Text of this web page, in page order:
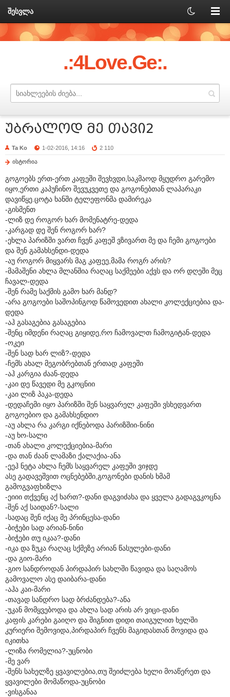
შესვლა
.:4Love.Ge:.
უბრალოდ მე თავი2
Ta Ko 1-02-2016, 14:16 2 110
ისტორია
გოგოებს ერთ-ერთ კაფეში შევხვდი,საკმაოდ მყუდრო გარემო
იყო,ერთი კაპუჩინო შევუკვეთე და გოგონებთან ლაპარაკი
დავიწყე.ცოტა ხანში ტელეფონმა დამირეკა
-გისმენთ
-ლიზ დე როგორ ხარ მომენატრე-დედა
-კარგად დე შენ როგორ ხარ?
-ეხლა პარიზში ვართ ჩვენ კაფეშ ვზივართ მე და ჩემი გოგოები
და შენ გამახსენდი-დედა
-აუ როგორ მიყვარს მაგ კაფეე,მამა როგრ არის?
-მამაშენი ახლა მლანშია რაღაც საქმეები აქვს და ორ დღეში მეც
ჩავალ-დედა
-შენ რამე საქმის გამო ხარ მანდ?
-არა გოგოები საშოპინგოდ წამოვედით ახალი კოლექციებია და-
დედა
-აჰ გასაგებია გასაგებია
-შენც იმდენი რაღაც გიყიდე,რო ჩამოვალთ ჩამოგიტან-დედა
-ოკეი
-შენ სად ხარ ლიზ?-დედა
-ჩემს ახალ მეგობრებთან ერთად კაფეში
-აჰ კარგია ძაან-დედა
-კაი დე წავედი მე გკოცნიი
-კაი ლიზ პაკა-დედა
-დედაჩემი იყო პარიზში შენ საყვარელ კაფეში ვსხედვართ
გოგოებიო და გამახსენდიო
-აუ ახლა რა კარგი იქნებოდა პარიზშიი-ნინი
-აუ ხო-სალი
-თან ახალი კოლექციებია-მარი
-და თან ძაან ლამაზი ქალაქია-ანა
-ეეჰ ნეტა ახლა ჩემს საყვარელ კაფეში ვიჯდე
ასე გადავეშვით ოცნებებში,გოგონები დანის ხმამ
გამოგვაფხიზლა
-ეიიი თქვენც აქ ხართ?-დანი დაგვიძახა და ყველა გადაგვკოცნა
-შენ აქ საიდან?-სალი
-სადაც შენ იქაც მე პრინცესა-დანი
-ბიჭები სად არიან-ნინი
-ბიჭები თუ იკაა?-დანი
-იკა და ზუკა რაღაც სქმეზე არიან წასულები-დანი
-და გიო-მარი
-გიო სანდროდან პირდაპირ სახლში წავიდა და საღამოს
გამოვალო ასე დაიბარა-დანი
-აჰა კაი-მარი
-თავად სანდრო სად ბრძანდება?-ანა
-უკან მომყვებოდა და ახლა სად არის არ ვიცი-დანი
კაფის კარები გაიღო და შიგნით დიდი თაიგულით ხელში
კურიერი შემოვიდა,პირდაპირ ჩვენს მაგიდასთან მოვიდა და
იკითხა
-ლიზა რომელია?-უცნობი
-მე ვარ
-შენს სახელზე ყვავილებია,თუ შეიძლება ხელი მოაწერეთ და
ყვავილები მომაწოდა-უცნობი
-ვისგანაა